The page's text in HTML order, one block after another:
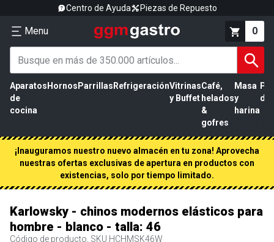
Centro de Ayuda Piezas de Repuesto
Menu 0
Aparatos
de
cocina
Hornos Parrillas RefrigeraciónVitrinas
y Buffet
Café,
helados
&
gofres
Masa
y
harina
de
¡Inauguramos nuestro nuevo almacén en tu zona! Aprovecha
nuestras ofertas exclusivas de apertura en productos con
existencias, solo por tiempo limitado.
Karlowsky - chinos modernos elásticos para
hombre - blanco - talla: 46
Código de producto, SKU HCHMSK46W